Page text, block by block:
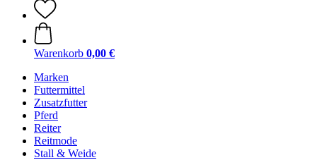
Warenkorb 0,00 €
Marken
Futtermittel
Zusatzfutter
Pferd
Reiter
Reitmode
Stall & Weide